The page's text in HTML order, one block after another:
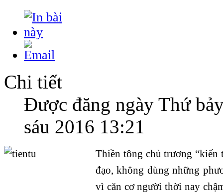
Chi tiết
Được đăng ngày Thứ
sáu 2016 13:21
Thiền tông chủ trương “kiến
đạo, không dùng những
vì căn cơ người thời nay